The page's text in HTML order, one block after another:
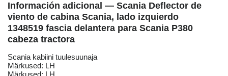
Información adicional — Scania Deflector de
viento de cabina Scania, lado izquierdo
1348519 fascia delantera para Scania P380
cabeza tractora
Scania kabiini tuulesuunaja
Märkused: LH